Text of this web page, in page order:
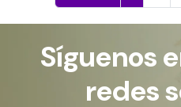
Síguenos
redes